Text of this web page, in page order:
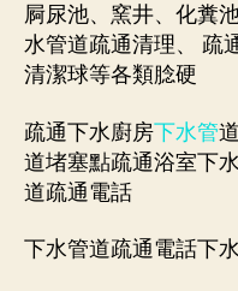
屙尿池、窯井、化糞
水管道疏通清理、 疏
清潔球等各類腍硬
疏通下水廚房下水管
道堵塞點疏通浴室下
道疏通電話
下水管道疏通電話下